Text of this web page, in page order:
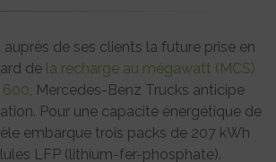
de ses clients la future prise en
de la recharge au mégawatt (MCS)
600, Mercedes-Benz Trucks anticipe
Pour une capacité énergétique de
embarque trois packs de 207 kWh
LFP (lithium-fer-phosphate).